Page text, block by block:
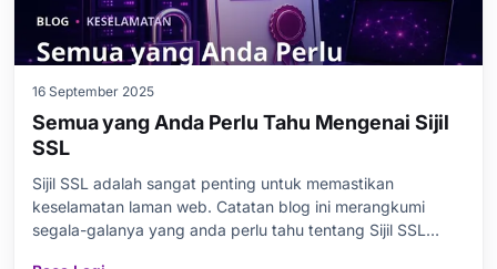
16 September 2025
Semua yang Anda Perlu Tahu Mengenai Sijil
SSL
Sijil SSL adalah sangat penting untuk memastikan
keselamatan laman web. Catatan blog ini merangkumi
segala-galanya yang anda perlu tahu tentang Sijil SSL